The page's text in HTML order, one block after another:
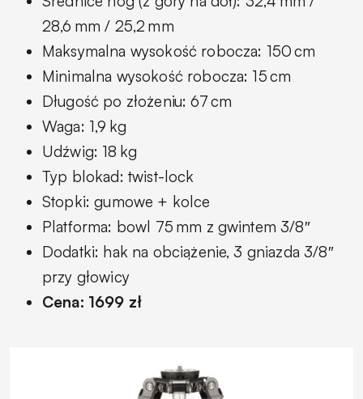
28,6 mm / 25,2 mm
Maksymalna wysokość robocza: 150 cm
Minimalna wysokość robocza: 15 cm
Długość po złożeniu: 67 cm
Waga: 1,9 kg
Udźwig: 18 kg
Typ blokad: twist-lock
Stopki: gumowe + kolce
Platforma: bowl 75 mm z gwintem 3/8″
Dodatki: hak na obciążenie, 3 gniazda 3/8″
przy głowicy
Cena: 1699 zł